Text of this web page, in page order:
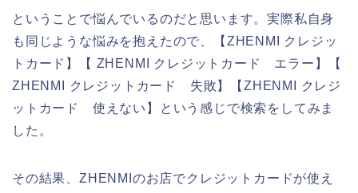
ということで悩んでいるのだと思います。実際私自身
も同じような悩みを抱えたので、【ZHENMI クレジッ
トカード】【 ZHENMI クレジットカード エラー】【
ZHENMI クレジットカード 失敗】【ZHENMI クレジ
ットカード 使えない】という感じで検索をしてみま
した。
その結果、ZHENMIのお店でクレジットカードが使え